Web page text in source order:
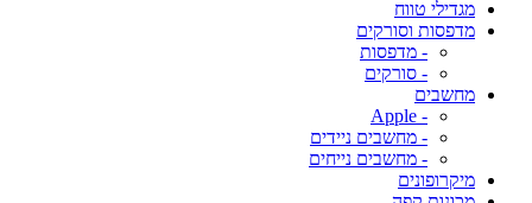
מגדילי טווח
מדפסות וסורקים
- מדפסות
- סורקים
מחשבים
- Apple
- מחשבים ניידים
- מחשבים נייחים
מיקרופונים